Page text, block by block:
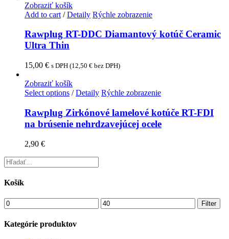
Zobraziť košík
Add to cart / Detaily Rýchle zobrazenie
Rawplug RT-DDC Diamantový kotúč Ceramic
Ultra Thin
15,00 € s DPH (12,50 € bez DPH)
Zobraziť košík
Select options / Detaily Rýchle zobrazenie
Rawplug Zirkónové lamelové kotúče RT-FDI
na brúsenie nehrdzavejúcej ocele
2,90 €
Košík
Min
price
Max
price
Filter
Kategórie produktov